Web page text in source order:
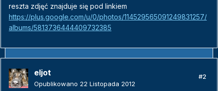
reszta zdjęć znajduje się pod linkiem
https://plus.google.com/u/0/photos/114529565091249831257/
albums/5813736444409732385
eljot
Opublikowano 22 Listopada 2012
#2